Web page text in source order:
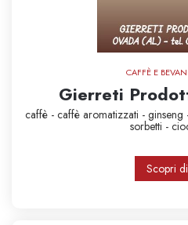
CAFFÈ E
Gierreti
caffè - caffè aromatizzati -
sorbetti -
Scopri